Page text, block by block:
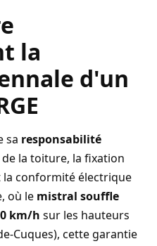
la
d'un
sa responsabilité
la toiture, la fixation
la conformité électrique
où le mistral souffle
km/h sur les hauteurs
Cuques), cette garantie